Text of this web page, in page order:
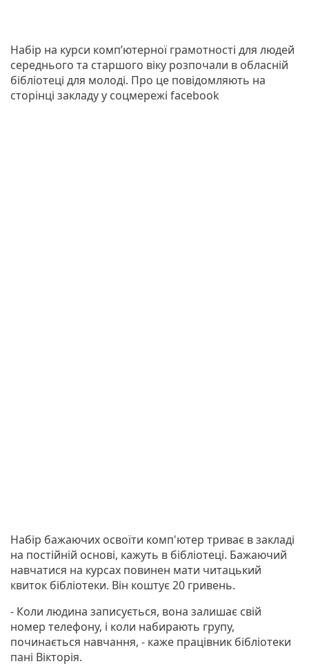
Набір на курси комп’ютерної грамотності для людей
середнього та старшого віку розпочали в обласній
бібліотеці для молоді. Про це повідомляють на
сторінці закладу у соцмережі facebook
Набір бажаючих освоїти комп'ютер триває в закладі
на постійній основі, кажуть в бібліотеці. Бажаючий
навчатися на курсах повинен мати читацький
квиток бібліотеки. Він коштує 20 гривень.
- Коли людина записується, вона залишає свій
номер телефону, і коли набирають групу,
починається навчання, - каже працівник бібліотеки
пані Вікторія.